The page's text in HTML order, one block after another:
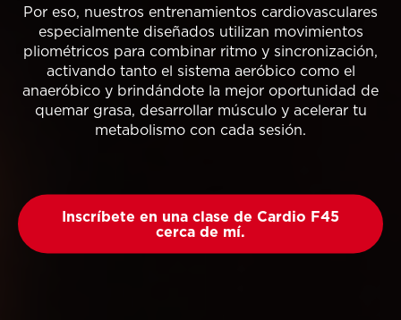
Por eso, nuestros entrenamientos cardiovasculares
especialmente diseñados utilizan movimientos
pliométricos para combinar ritmo y sincronización,
activando tanto el sistema aeróbico como el
anaeróbico y brindándote la mejor oportunidad de
quemar grasa, desarrollar músculo y acelerar tu
metabolismo con cada sesión.
Inscríbete en una clase de Cardio F45
cerca de mí.